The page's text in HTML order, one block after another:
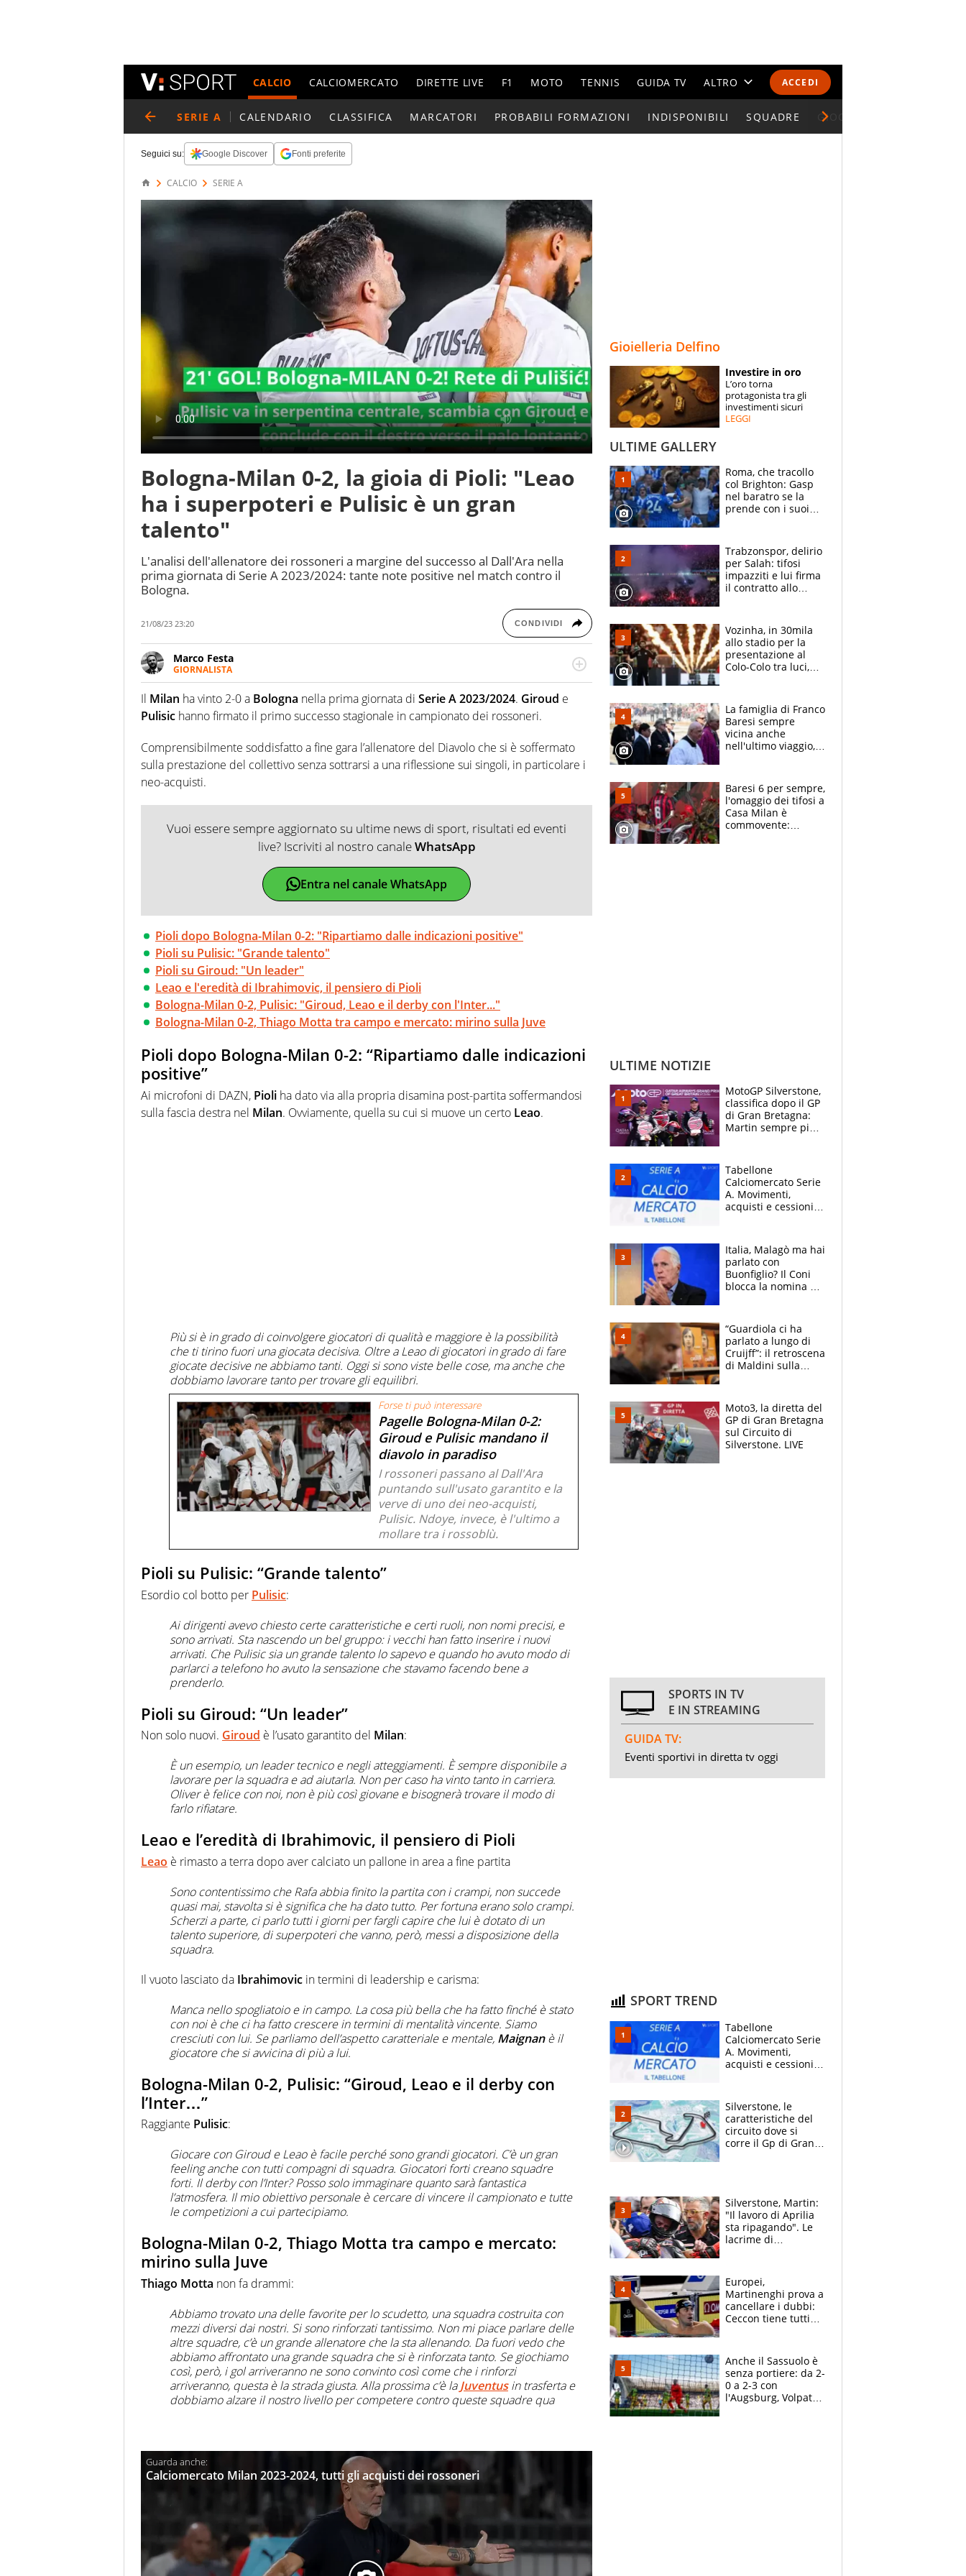
ACCEDI
CALCIO CALCIOMERCATO DIRETTE LIVE F1 MOTO TENNIS GUIDA TV ALTRO
CALENDARI E CLASSIFICHE
ESPERTI
CONTATTI
SERIE A CALENDARIO CLASSIFICA MARCATORI PROBABILI FORMAZIONI INDISPONIBILI SQUADRE GIOCATORI SERIE A
Seguici su: Google Discover Fonti preferite
CALCIO SERIE A
Bologna-Milan 0-2, la gioia di Pioli: "Leao
ha i superpoteri e Pulisic è un gran
talento"
L'analisi dell'allenatore dei rossoneri a margine del successo al Dall'Ara nella
prima giornata di Serie A 2023/2024: tante note positive nel match contro il
Bologna.
21/08/23 23:20 CONDIVIDI
Marco Festa
GIORNALISTA
Frequentatore di stadi ed esperto di calcio, ama agganciare e far domande a idoli e
futuri campioni. Anzi, spesso precorre gli addetti ai lavori e li scova prima di loro
Il Milan ha vinto 2-0 a Bologna nella prima giornata di Serie A 2023/2024. Giroud e
Pulisic hanno firmato il primo successo stagionale in campionato dei rossoneri.
Comprensibilmente soddisfatto a fine gara l’allenatore del Diavolo che si è soffermato
sulla prestazione del collettivo senza sottrarsi a una riflessione sui singoli, in particolare i
neo-acquisti.
Vuoi essere sempre aggiornato su ultime news di sport, risultati ed eventi
live? Iscriviti al nostro canaleWhatsApp
Entra nel canale WhatsApp
Pioli dopo Bologna-Milan 0-2: "Ripartiamo dalle indicazioni positive"
Pioli su Pulisic: "Grande talento"
Pioli su Giroud: "Un leader"
Leao e l'eredità di Ibrahimovic, il pensiero di Pioli
Bologna-Milan 0-2, Pulisic: "Giroud, Leao e il derby con l'Inter..."
Bologna-Milan 0-2, Thiago Motta tra campo e mercato: mirino sulla Juve
Pioli dopo Bologna-Milan 0-2: “Ripartiamo dalle indicazioni
positive”
Ai microfoni di DAZN, Pioli ha dato via alla propria disamina post-partita soffermandosi
sulla fascia destra nel Milan. Ovviamente, quella su cui si muove un certo Leao.
Più si è in grado di coinvolgere giocatori di qualità e maggiore è la possibilità
che ti tirino fuori una giocata decisiva. Oltre a Leao di giocatori in grado di fare
giocate decisive ne abbiamo tanti. Oggi si sono viste belle cose, ma anche che
dobbiamo lavorare tanto per trovare gli equilibri.
Forse ti può interessare
Pagelle Bologna-Milan 0-2:
Giroud e Pulisic mandano il
diavolo in paradiso
I rossoneri passano al Dall'Ara
puntando sull'usato garantito e la
verve di uno dei neo-acquisti,
Pulisic. Ndoye, invece, è l'ultimo a
mollare tra i rossoblù.
Pioli su Pulisic: “Grande talento”
Esordio col botto per Pulisic:
Ai dirigenti avevo chiesto certe caratteristiche e certi ruoli, non nomi precisi, e
sono arrivati. Sta nascendo un bel gruppo: i vecchi han fatto inserire i nuovi
arrivati. Che Pulisic sia un grande talento lo sapevo e quando ho avuto modo di
parlarci a telefono ho avuto la sensazione che stavamo facendo bene a
prenderlo.
Pioli su Giroud: “Un leader”
Non solo nuovi. Giroud è l’usato garantito del Milan:
È un esempio, un leader tecnico e negli atteggiamenti. È sempre disponibile a
lavorare per la squadra e ad aiutarla. Non per caso ha vinto tanto in carriera.
Oliver è felice con noi, non è più così giovane e bisognerà trovare il modo di
farlo rifiatare.
Leao e l’eredità di Ibrahimovic, il pensiero di Pioli
Leao è rimasto a terra dopo aver calciato un pallone in area a fine partita
Sono contentissimo che Rafa abbia finito la partita con i crampi, non succede
quasi mai, stavolta si è significa che ha dato tutto. Per fortuna erano solo crampi.
Scherzi a parte, ci parlo tutti i giorni per fargli capire che lui è dotato di un
talento superiore, di superpoteri che vanno, però, messi a disposizione della
squadra.
Il vuoto lasciato da Ibrahimovic in termini di leadership e carisma:
Manca nello spogliatoio e in campo. La cosa più bella che ha fatto finché è stato
con noi è che ci ha fatto crescere in termini di mentalità vincente. Siamo
cresciuti con lui. Se parliamo dell’aspetto caratteriale e mentale, Maignanè il
giocatore che si avvicina di più a lui.
Bologna-Milan 0-2, Pulisic: “Giroud, Leao e il derby con
l’Inter…”
Raggiante Pulisic:
Giocare con Giroud e Leao è facile perché sono grandi giocatori. C’è un gran
feeling anche con tutti compagni di squadra. Giocatori forti creano squadre
forti. Il derby con l’Inter? Posso solo immaginare quanto sarà fantastica
l’atmosfera. Il mio obiettivo personale è cercare di vincere il campionato e tutte
le competizioni a cui partecipiamo.
Bologna-Milan 0-2, Thiago Motta tra campo e mercato:
mirino sulla Juve
Thiago Motta non fa drammi:
Abbiamo trovato una delle favorite per lo scudetto, una squadra costruita con
mezzi diversi dai nostri. Si sono rinforzati tantissimo. Non mi piace parlare delle
altre squadre, c’è un grande allenatore che la sta allenando. Da fuori vedo che
abbiamo affrontato una grande squadra che si è rinforzata tanto. Se giochiamo
così, però, i gol arriveranno ne sono convinto così come che i rinforzi
arriveranno, questa è la strada giusta. Alla prossima c’è laJuventusin trasferta e
dobbiamo alzare il nostro livello per competere contro queste squadre qua
Calciomercato Milan 2023-2024, tutti gli acquisti dei rossoneri
Gioielleria Delfino
Investire in oro
L’oro torna
protagonista tra gli
investimenti sicuri
LEGGI
ULTIME GALLERY
Roma, che tracollo
col Brighton: Gasp
nel baratro se la
prende con i suoi
Trabzonspor, delirio
per Salah: tifosi
impazziti e lui firma
il contratto allo
Vozinha, in 30mila
allo stadio per la
presentazione al
Colo-Colo tra luci,
La famiglia di Franco
Baresi sempre
vicina anche
nell'ultimo viaggio,
circondati
dall'affetto dei tifosi
Baresi 6 per sempre,
l'omaggio dei tifosi a
Casa Milan è
commovente:
ULTIME NOTIZIE
MotoGP Silverstone,
classifica dopo il GP
di Gran Bretagna:
Martin sempre più
Tabellone
Calciomercato Serie
A. Movimenti,
acquisti e cessioni:
Italia, Malagò ma hai
parlato con
Buonfiglio? Il Coni
blocca la nomina di
“Guardiola ci ha
parlato a lungo di
Cruijff”: il retroscena
di Maldini sulla
Moto3, la diretta del
GP di Gran Bretagna
sul Circuito di
Silverstone. LIVE
SPORTS IN TV
E IN STREAMING
GUIDA TV:
Eventi sportivi in diretta tv oggi
SPORT TREND
Tabellone
Calciomercato Serie
A. Movimenti,
acquisti e cessioni:
Silverstone, le
caratteristiche del
circuito dove si
corre il Gp di Gran
Silverstone, Martin:
"Il lavoro di Aprilia
sta ripagando". Le
lacrime di
la gara domani"
Europei,
Martinenghi prova a
cancellare i dubbi:
Ceccon tiene tutti
Curtis
Anche il Sassuolo è
senza portiere: da 2-
0 a 2-3 con
l'Augsburg, Volpato